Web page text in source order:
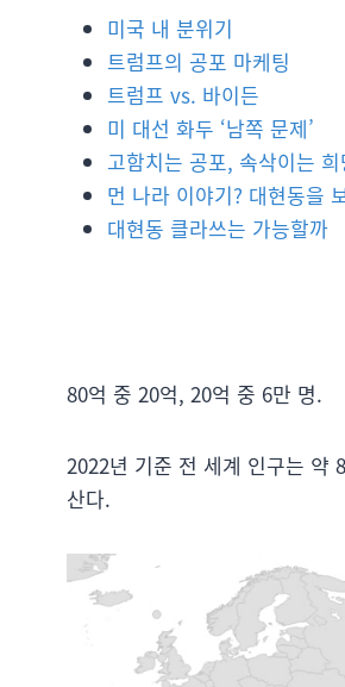
미국 내 분위기
트럼프의 공포 마케팅
트럼프 vs. 바이든
미 대선 화두 ‘남쪽 문제’
고함치는 공포, 속삭이는 희
먼 나라 이야기? 대현동을
대현동 클라쓰는 가능할까
80억 중 20억, 20억 중 6만 명.
2022년 기준 전 세계 인구는 약
산다.